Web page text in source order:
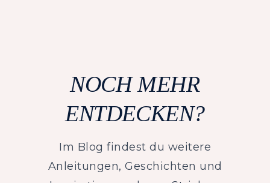
NOCH MEHR
ENTDECKEN?
Im Blog findest du weitere
Anleitungen, Geschichten und